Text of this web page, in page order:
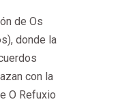
de Os
donde la
con la
O Refuxio